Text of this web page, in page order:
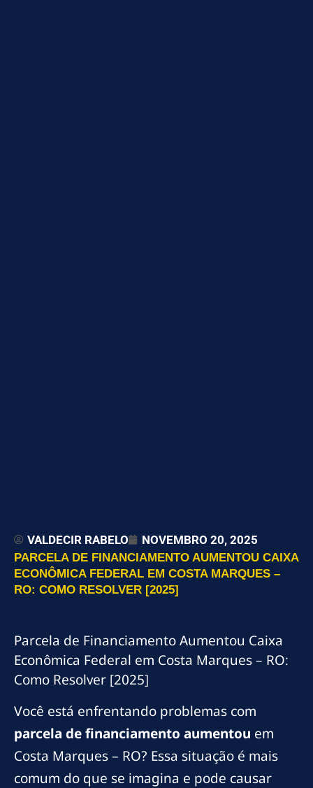
VALDECIR RABELO NOVEMBRO 20, 2025
PARCELA DE FINANCIAMENTO AUMENTOU CAIXA
ECONÔMICA FEDERAL EM COSTA MARQUES –
RO: COMO RESOLVER [2025]
Parcela de Financiamento Aumentou Caixa
Econômica Federal em Costa Marques – RO:
Como Resolver [2025]
Você está enfrentando problemas com
parcela de financiamento aumentou em
Costa Marques – RO? Essa situação é mais
comum do que se imagina e pode causar